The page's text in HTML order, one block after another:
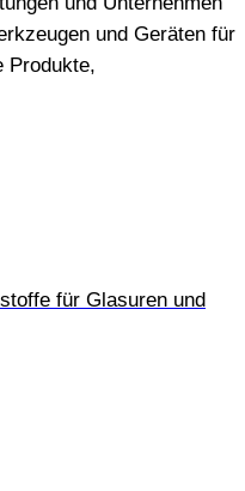
und Geräten für
Produkte,
für Glasuren und